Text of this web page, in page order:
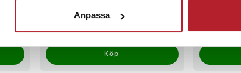
Anpassa
skickas inom 5-7 arbetsdagar
39 kr
Varan finns i vårt fjärrlager, förväntas skickas inom 5-7
Köp
Varan